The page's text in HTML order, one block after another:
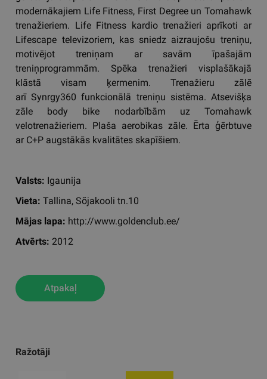
Ražotāji
modernākajiem Life Fitness, First Degree un Tomahawk
trenažieriem. Life Fitness kardio trenažieri aprīkoti ar
Lifescape televizoriem, kas sniedz aizraujošu treniņu,
motivējot treniņam ar savām īpašajām
treniņprogrammām. Spēka trenažieri visplašākajā
klāstā visam ķermenim. Trenažieru zālē
arī Synrgy360 funkcionālā treniņu sistēma. Atsevišķa
zāle body bike nodarbībām uz Tomahawk
velotrenažieriem. Plaša aerobikas zāle. Ērta ģērbtuve
ar C+P augstākās kvalitātes skapīšiem.
Valsts: Igaunija
Vieta: Tallina, Sõjakooli tn.10
Mājas lapa: http://www.goldenclub.ee/
Atvērts: 2012
Atpakaļ